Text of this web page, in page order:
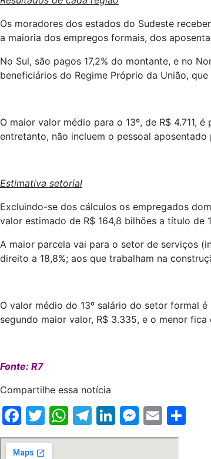
Os moradores dos estados do Sudeste
a maioria dos empregos formais, dos
No Sul, são pagos 17,2% do montante, e no
beneficiários do Regime Próprio da União,
O maior valor médio para o 13º, de R$ 4.711,
entretanto, não incluem o pessoal
Estimativa setorial
Excluindo-se dos cálculos os empregados
valor estimado de R$ 164,8 bilhões a título de
A maior parcela vai para o setor de serviços
direito a 18,8%; aos que trabalham na
O valor médio do 13º salário do setor formal
segundo maior valor, R$ 3.335, e o menor
Fonte: R7
Compartilhe essa notícia
Facebook
Twitter
WhatsApp
Telegram
LinkedIn
Email